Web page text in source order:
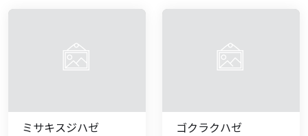
ミサキスジハゼ ゴクラクハゼ